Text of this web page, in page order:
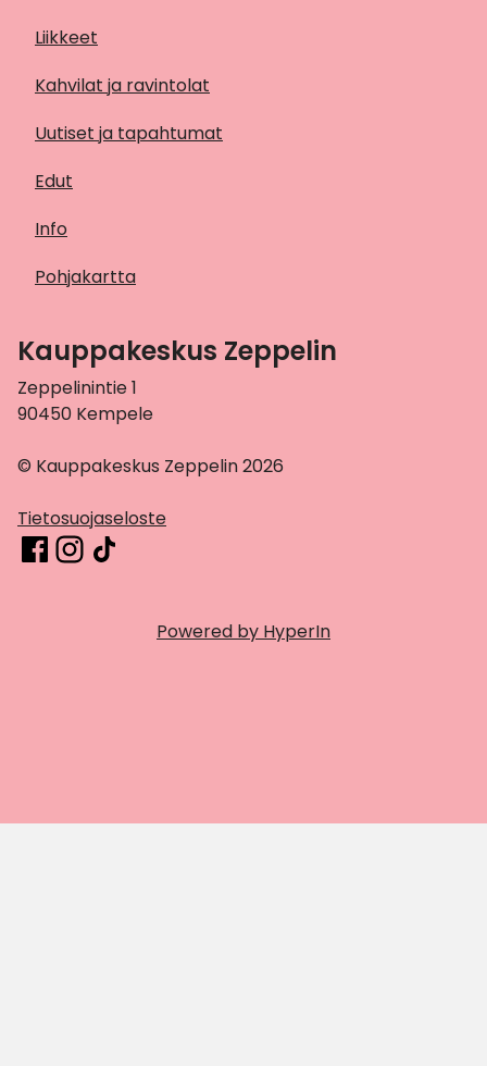
Liikkeet
Kahvilat ja ravintolat
Uutiset ja tapahtumat
Edut
Info
Pohjakartta
Kauppakeskus Zeppelin
Zeppelinintie 1
90450 Kempele
© Kauppakeskus Zeppelin 2026
Tietosuojaseloste
Powered by HyperIn